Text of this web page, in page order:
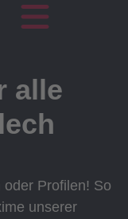
alle
Profilen! So
unserer